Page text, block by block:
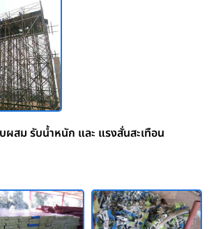
ผสม รับน้ำหนัก และ แรงสั่นสะเทือน